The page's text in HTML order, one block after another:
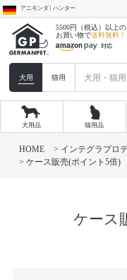
アニモンダ | ハンター
5500円（税込）以上の
お買い物で送料無料！
犬用 猫用
犬用品 猫用品
HOME
インテグラプロ
ケース販売(ポイント5倍)
ケース